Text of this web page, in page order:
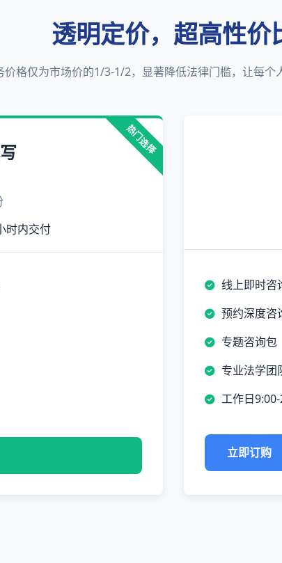
透明定价，超高性价
价格仅为市场价的1/3-1/2，显著降低法律门槛，让每个
热门选择
时内交付
线上即时咨
预约深度咨
专题咨询包
专业法学团
工作日
立即订购